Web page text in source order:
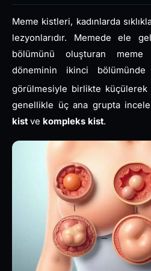
Meme kistleri, kadınlarda
lezyonlarıdır. Memede ele
bölümünü oluşturan
döneminin ikinci
görülmesiyle birlikte
genellikle üç ana grupta
kist ve kompleks kist.